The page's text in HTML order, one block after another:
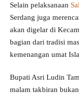
Selain pelaksanaan
Serdang juga
akan digelar di
bagian dari tradisi
kemenangan umat
Bupati Asri Ludin
malam takbiran